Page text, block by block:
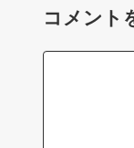
コメント